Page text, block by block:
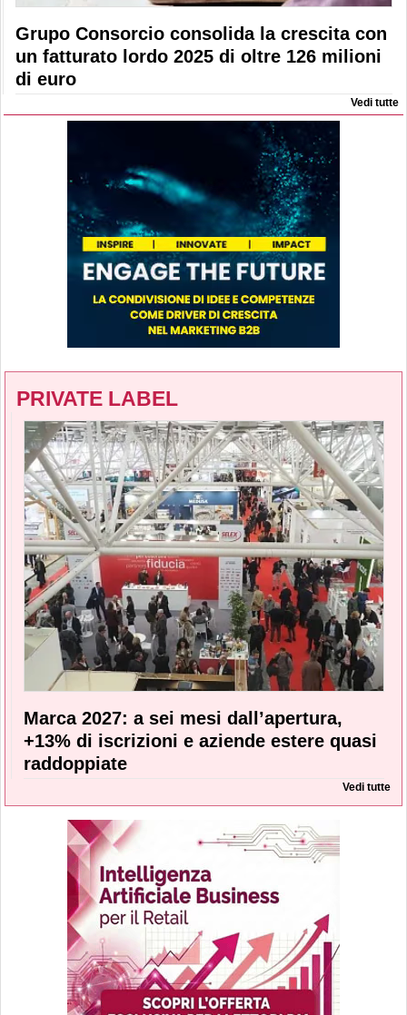
Grupo Consorcio consolida la crescita con
un fatturato lordo 2025 di oltre 126 milioni
di euro
Vedi tutte
PRIVATE LABEL
Marca 2027: a sei mesi dall’apertura,
+13% di iscrizioni e aziende estere quasi
raddoppiate
Vedi tutte